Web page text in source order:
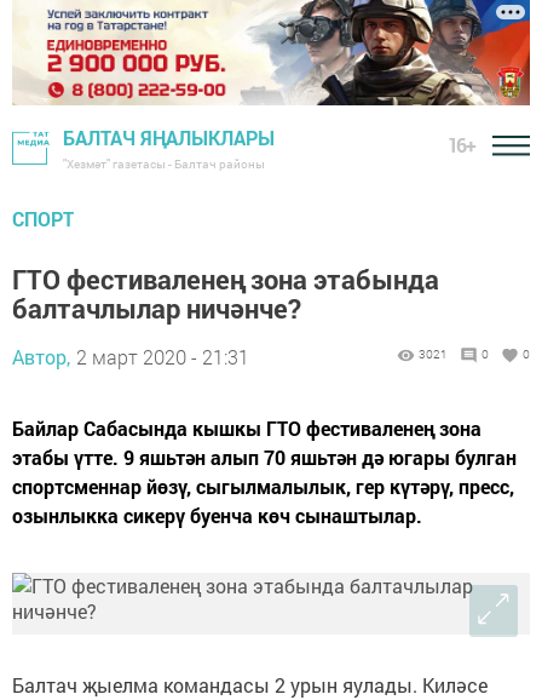
БАЛТАЧ ЯҢАЛЫКЛАРЫ
"Хезмәт" газетасы - Балтач районы
16+
СПОРТ
ГТО фестиваленең зона этабында
балтачлылар ничәнче?
Автор, 2 март 2020 - 21:31 3021 0 0
Байлар Сабасында кышкы ГТО фестиваленең зона
этабы үтте. 9 яшьтән алып 70 яшьтән дә югары булган
спортсменнар йөзү, сыгылмалылык, гер күтәрү, пресс,
озынлыкка сикерү буенча көч сынаштылар.
Балтач җыелма командасы 2 урын яулады. Киләсе